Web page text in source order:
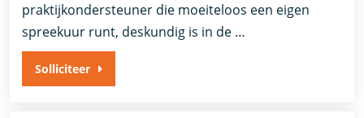
praktijkondersteuner die moeiteloos een eigen
spreekuur runt, deskundig is in de …
Solliciteer